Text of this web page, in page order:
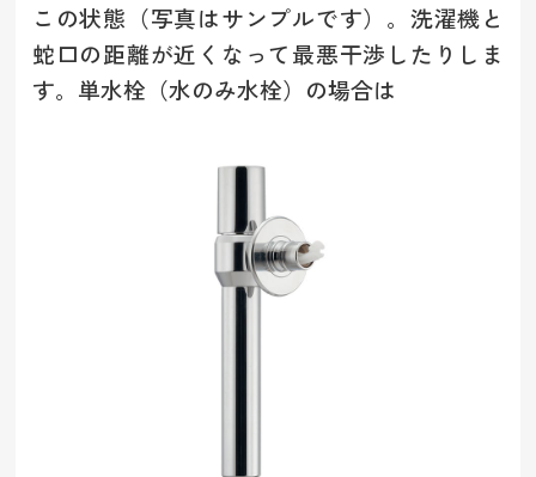
この状態（写真はサンプルです）。洗濯機と
蛇口の距離が近くなって最悪干渉したりしま
す。単水栓（水のみ水栓）の場合は